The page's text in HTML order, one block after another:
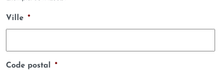
Ville *
Code postal *